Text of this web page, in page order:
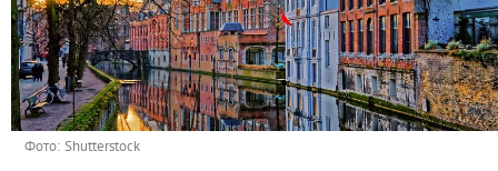
Фото: Shutterstock